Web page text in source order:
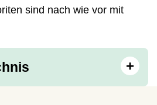
sind nach wie vor mit
+